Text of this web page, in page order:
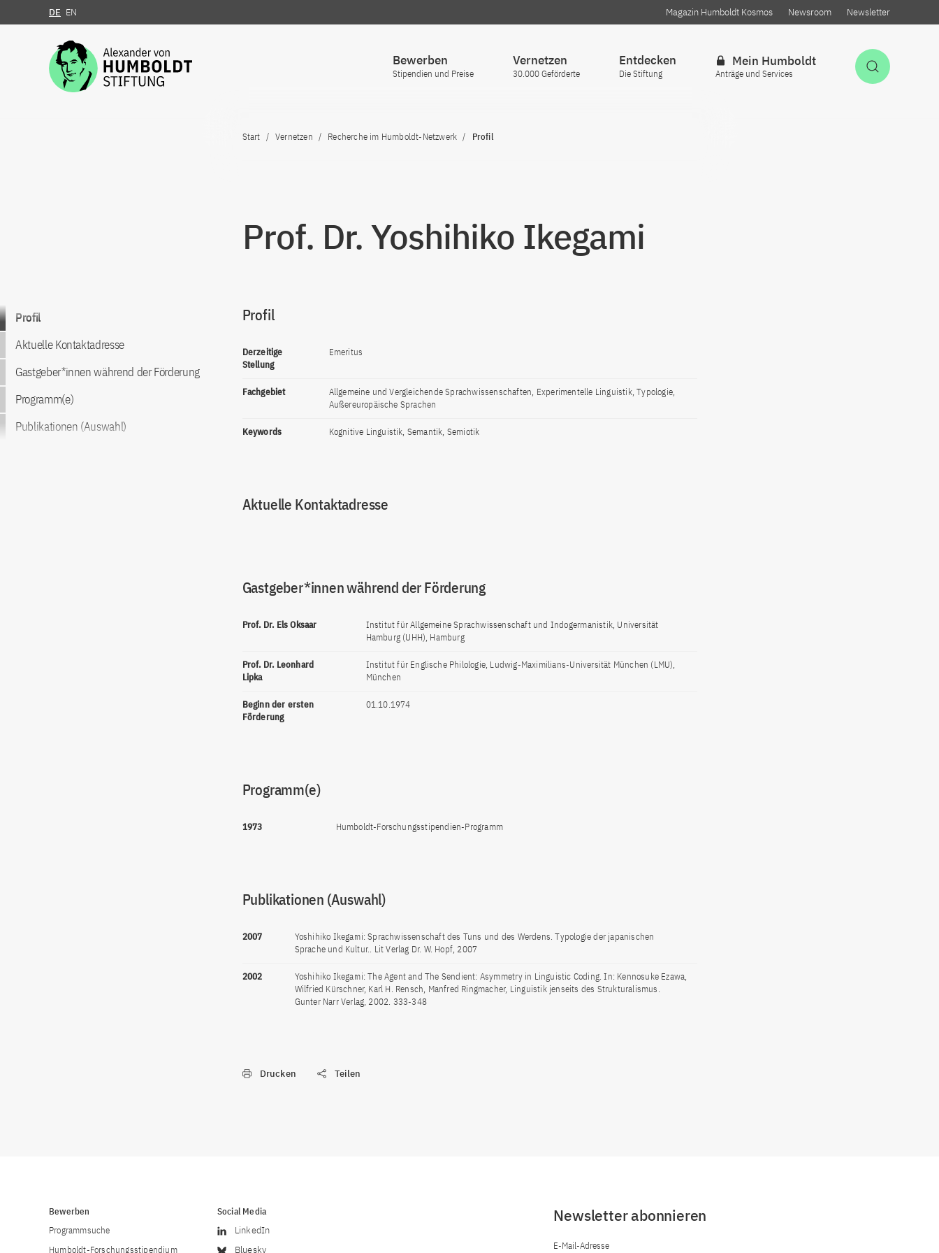
Zum Inhalt springen
DE EN Magazin Humboldt Kosmos Newsroom Newsletter
Bewerben
Stipendien und Preise
Vernetzen
30.000 Geförderte
Entdecken
Die Stiftung
Mein Humboldt
Anträge und Services
Start Vernetzen Recherche im Humboldt-Netzwerk Profil
Prof. Dr. Yoshihiko Ikegami
Zum Inhalt springen
Profil
Aktuelle Kontaktadresse
Gastgeber*innen während der Förderung
Programm(e)
Publikationen (Auswahl)
Profil
Derzeitige
Stellung
Emeritus
Fachgebiet
Allgemeine und Vergleichende Sprachwissenschaften, Experimentelle Linguistik, Typologie,
Außereuropäische Sprachen
Keywords Kognitive Linguistik, Semantik, Semiotik
Aktuelle Kontaktadresse
Gastgeber*innen während der Förderung
Prof. Dr. Els Oksaar
Institut für Allgemeine Sprachwissenschaft und Indogermanistik, Universität
Hamburg (UHH), Hamburg
Prof. Dr. Leonhard
Lipka
Institut für Englische Philologie, Ludwig-Maximilians-Universität München (LMU),
München
Beginn der ersten
Förderung
01.10.1974
Programm(e)
1973 Humboldt-Forschungsstipendien-Programm
Publikationen (Auswahl)
2007
Yoshihiko Ikegami: Sprachwissenschaft des Tuns und des Werdens. Typologie der japanischen
Sprache und Kultur.. Lit Verlag Dr. W. Hopf, 2007
2002
Yoshihiko Ikegami: The Agent and The Sendient: Asymmetry in Linguistic Coding. In: Kennosuke Ezawa,
Wilfried Kürschner, Karl H. Rensch, Manfred Ringmacher, Linguistik jenseits des Strukturalismus.
Gunter Narr Verlag, 2002. 333-348
Drucken Teilen
Bewerben
Programmsuche
Humboldt-Forschungsstipendium
Social Media
LinkedIn
Bluesky
Newsletter abonnieren
E-Mail-Adresse